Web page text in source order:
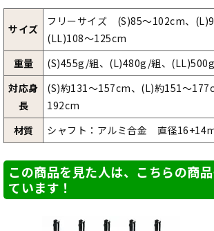
サイズ
フリーサイズ (S)85～102cm、
(LL)108～125cm
重量
(S)455g/組、(L)480g/組、
対応身
長
(S)約131～157cm、(L)約151～
192cm
材質
シャフト：アルミ合金 直径
この商品を見た人は、こちらの商
ています！